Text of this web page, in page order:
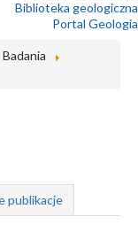
Biblioteka geologiczna
Portal Geologia
Badania
publikacje